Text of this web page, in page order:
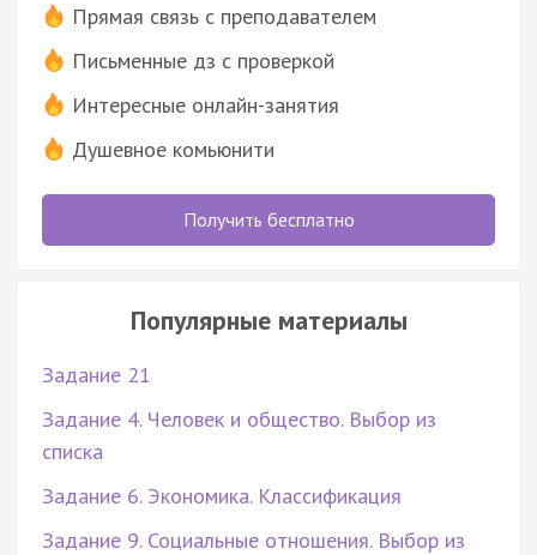
Прямая связь с преподавателем
Письменные дз с проверкой
Интересные онлайн-занятия
Душевное комьюнити
Получить бесплатно
Популярные материалы
Задание 21
Задание 4. Человек и общество. Выбор из
списка
Задание 6. Экономика. Классификация
Задание 9. Социальные отношения. Выбор из